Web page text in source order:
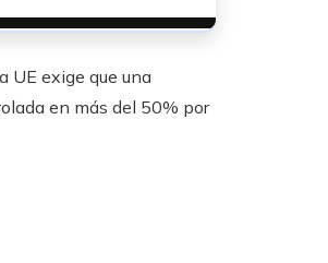
UE exige que una
en más del 50% por